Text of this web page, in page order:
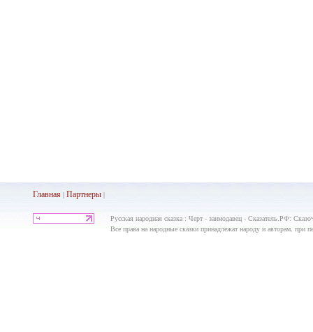
Главная| Партнеры|
Русская народная сказка : Черт - заимодавец - Сказатель.РФ:
Все права на народные сказки принадлежат народу и авторам, при